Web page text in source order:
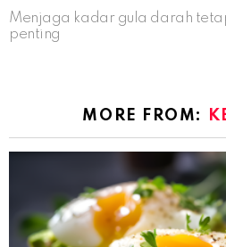
Menjaga kadar gula darah
penting
MORE FROM: